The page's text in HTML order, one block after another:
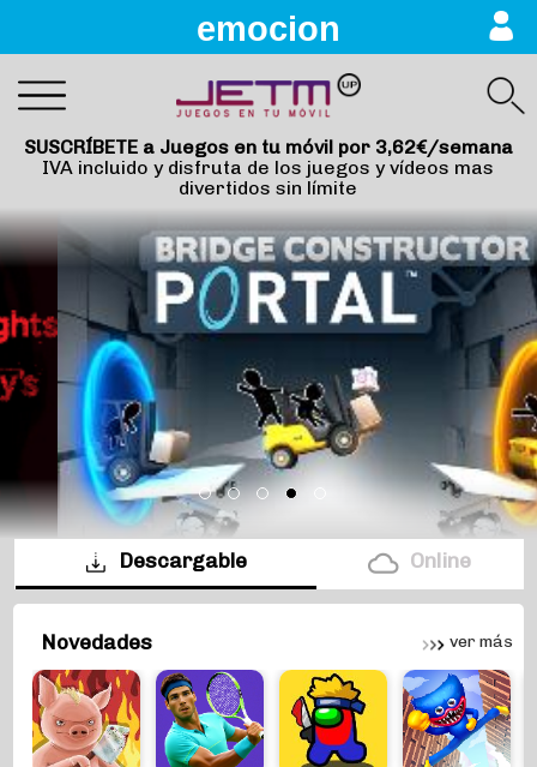
emocion
SUSCRÍBETE a Juegos en tu móvil por 3,62€/semana
IVA incluido y disfruta de los juegos y vídeos mas
divertidos sin límite
Descargable Online
Novedades ver más